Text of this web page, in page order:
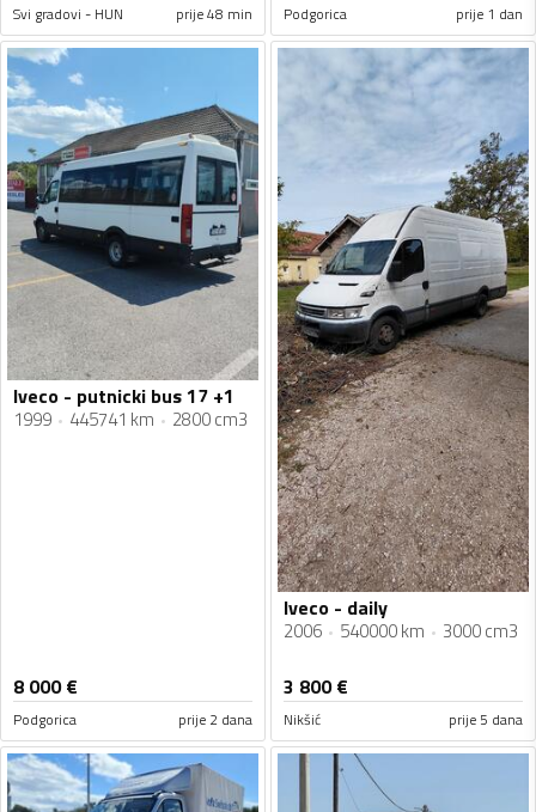
Svi gradovi - HUN prije 48 min Podgorica prije 1 dan
Iveco - putnicki bus 17 +1
1999 445741 km 2800 cm3
8 000€
Podgorica prije 2 dana
Iveco - daily
2006 540000 km 3000 cm3
3 800€
Nikšić prije 5 dana